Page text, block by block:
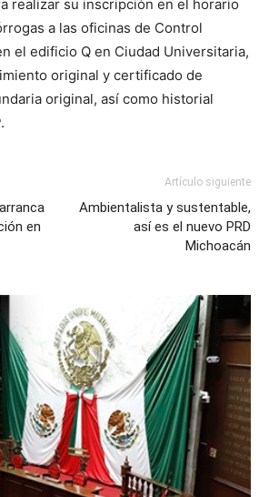
realizar su inscripción en el horario
a las oficinas de Control
el edificio Q en Ciudad Universitaria,
original y certificado de
original, así como historial
en
Artículo siguiente
Ambientalista y sustentable,
así es el nuevo PRD
Michoacán